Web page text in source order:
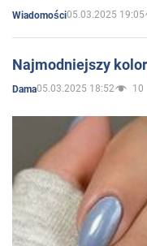
Wiadomości05.03.2025 19:05
Najmodniejszy
Dama05.03.2025 18:52 10